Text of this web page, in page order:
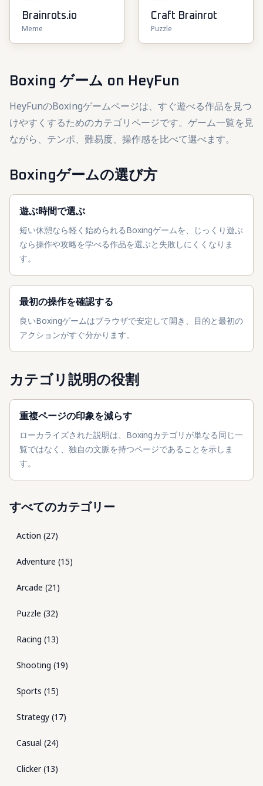
Brainrots.io
Meme
Craft Brainrot
Puzzle
Boxing ゲーム on HeyFun
HeyFunのBoxingゲームページは、すぐ遊べる作品を見つ
けやすくするためのカテゴリページです。ゲーム一覧を見
ながら、テンポ、難易度、操作感を比べて選べます。
Boxingゲームの選び方
遊ぶ時間で選ぶ
短い休憩なら軽く始められるBoxingゲームを、じっくり遊ぶ
なら操作や攻略を学べる作品を選ぶと失敗しにくくなりま
す。
最初の操作を確認する
良いBoxingゲームはブラウザで安定して開き、目的と最初の
アクションがすぐ分かります。
カテゴリ説明の役割
重複ページの印象を減らす
ローカライズされた説明は、Boxingカテゴリが単なる同じ一
覧ではなく、独自の文脈を持つページであることを示しま
す。
すべてのカテゴリー
Action (27)
Adventure (15)
Arcade (21 )
Puzzle (32)
Racing (13)
Shooting (19)
Sports (15)
Strategy (17)
Casual (24)
Clicker(13)